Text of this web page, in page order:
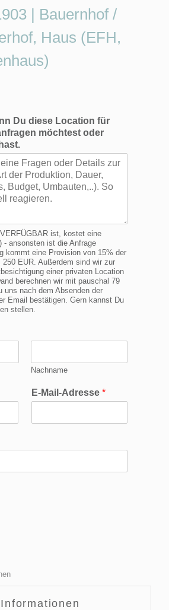
| Bauernhof /
Haus (EFH,
Du diese Location für
möchtest oder
ist, kostet eine
- ansonsten ist die Anfrage
kommt eine Provision von 15% der
EUR. Außerdem sind wir zur
einer privaten Location
berechnen wir mit pauschal 79
uns nach dem Absenden der
Email bestätigen. Gern kannst Du
stellen.
Nachname
E-Mail-Adresse *